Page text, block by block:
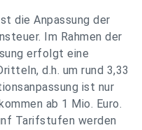
die Anpassung der
Im Rahmen der
erfolgt eine
d.h. um rund 3,33
ist nur
ab 1 Mio. Euro.
Tarifstufen werden